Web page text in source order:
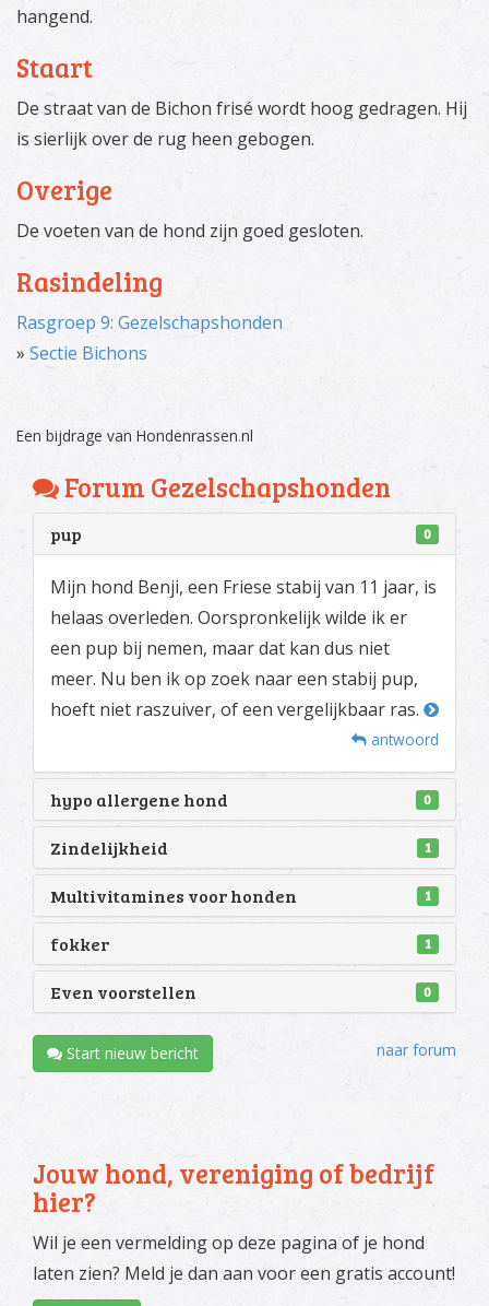
hangend.
Staart
De straat van de Bichon frisé wordt hoog gedragen. Hij
is sierlijk over de rug heen gebogen.
Overige
De voeten van de hond zijn goed gesloten.
Rasindeling
Rasgroep 9: Gezelschapshonden
» Sectie Bichons
Een bijdrage van Hondenrassen.nl
Forum Gezelschapshonden
pup 0
Mijn hond Benji, een Friese stabij van 11 jaar, is
helaas overleden. Oorspronkelijk wilde ik er
een pup bij nemen, maar dat kan dus niet
meer. Nu ben ik op zoek naar een stabij pup,
hoeft niet raszuiver, of een vergelijkbaar ras.
antwoord
hypo allergene hond 0
Zindelijkheid 1
Multivitamines voor honden 1
fokker 1
Even voorstellen 0
Start nieuw bericht naar forum
Jouw hond, vereniging of bedrijf
hier?
Wil je een vermelding op deze pagina of je hond
laten zien? Meld je dan aan voor een gratis account!